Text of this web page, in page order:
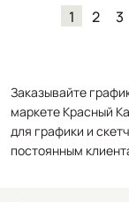
1 2 3
Заказывайте
маркете Красный
для графики и
постоянным